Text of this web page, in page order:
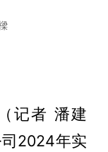
记者 潘建
2024年实